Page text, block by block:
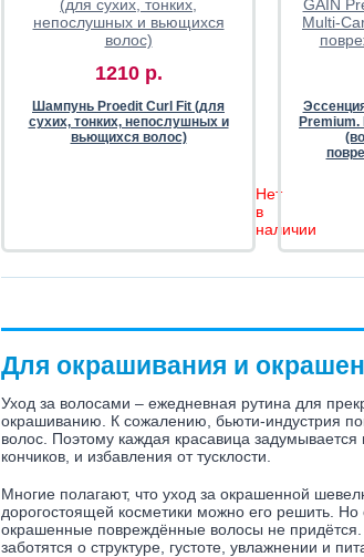
1210 р.
Шампунь Proedit Curl Fit (для
сухих, тонких, непослушных и
вьющихся волос)
Нет
в
наличии
Premium.
Для окрашивания и
Уход за волосами – ежедневная рутина для
окрашиванию. К сожалению, бьюти-индустрия
волос. Поэтому каждая красавица
кончиков, и избавления от тусклости.
Многие полагают, что уход за окрашенной
дорогостоящей косметики можно его решить. Но
окрашенные повреждённые волосы не
заботятся о структуре, густоте, увлажнении и